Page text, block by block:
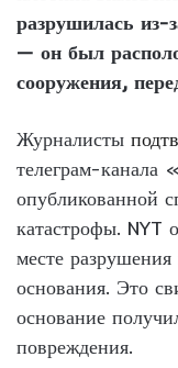
разрушилась из-
— он был
сооружения,
Журналисты
телеграм-канала
опубликованной
катастрофы. NYT
месте
основания. Это
основание
повреждения.